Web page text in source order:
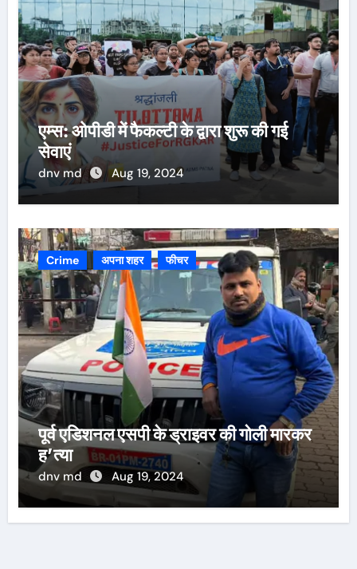
एम्स: ओपीडी में फैकल्टी के द्वारा शुरू की गई
सेवाएं
dnv md Aug 19, 2024
Crime अपना शहर फीचर
पूर्व एडिशनल एसपी के ड्राइवर की गोली मारकर
ह’त्या
dnv md Aug 19, 2024